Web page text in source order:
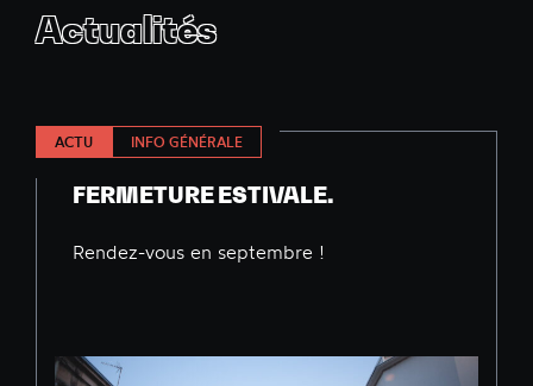
Actualités
ACTU INFO GÉNÉRALE
FERMETURE ESTIVALE.
Rendez-vous en septembre !